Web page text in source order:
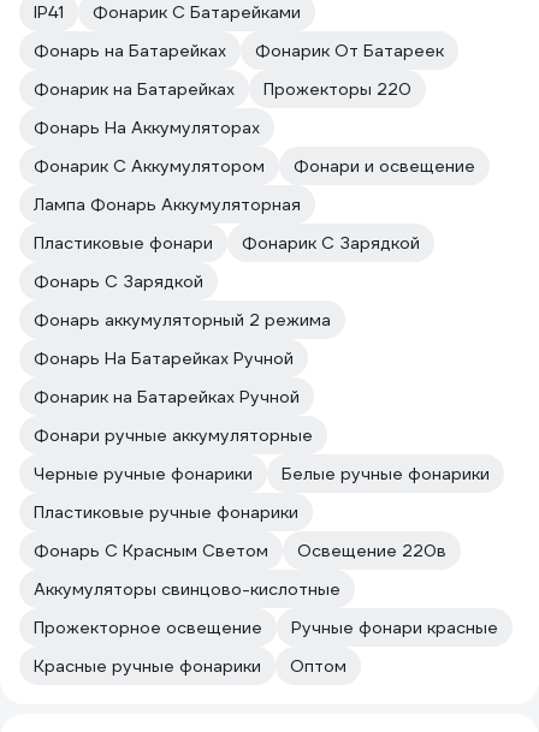
IP41
Фонарик С Батарейками
Фонарь на Батарейках
Фонарик От Батареек
Фонарик на Батарейках
Прожекторы 220
Фонарь На Аккумуляторах
Фонарик С Аккумулятором
Фонари и освещение
Лампа Фонарь Аккумуляторная
Пластиковые фонари
Фонарик С Зарядкой
Фонарь С Зарядкой
Фонарь аккумуляторный 2 режима
Фонарь На Батарейках Ручной
Фонарик на Батарейках Ручной
Фонари ручные аккумуляторные
Черные ручные фонарики
Белые ручные фонарики
Пластиковые ручные фонарики
Фонарь С Красным Светом
Освещение 220в
Аккумуляторы свинцово-кислотные
Прожекторное освещение
Ручные фонари красные
Красные ручные фонарики
Оптом